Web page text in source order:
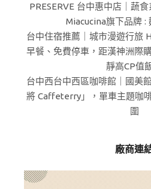
PRESERVE 台中惠中店｜蔬
Miacucina旗下品牌 :
台中住宿推薦｜城市漫遊行旅
早餐、免費停車，距漢神洲際
靜高CP值
台中西台中西區咖啡館｜國美
將 Caffeterry」，單車主題咖
圍
廠商連